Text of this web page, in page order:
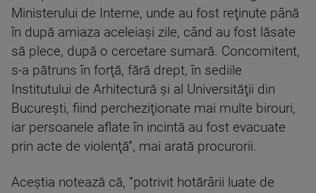
Ministerului de Interne, unde au fost reţinute până
în după amiaza aceleiaşi zile, când au fost lăsate
să plece, după o cercetare sumară. Concomitent,
s-a pătruns în forţă, fără drept, în sediile
Institutului de Arhitectură şi al Universităţii din
Bucureşti, fiind percheziţionate mai multe birouri,
iar persoanele aflate în incintă au fost evacuate
prin acte de violenţă”, mai arată procurorii.
Aceştia notează că, ”potrivit hotărârii luate de